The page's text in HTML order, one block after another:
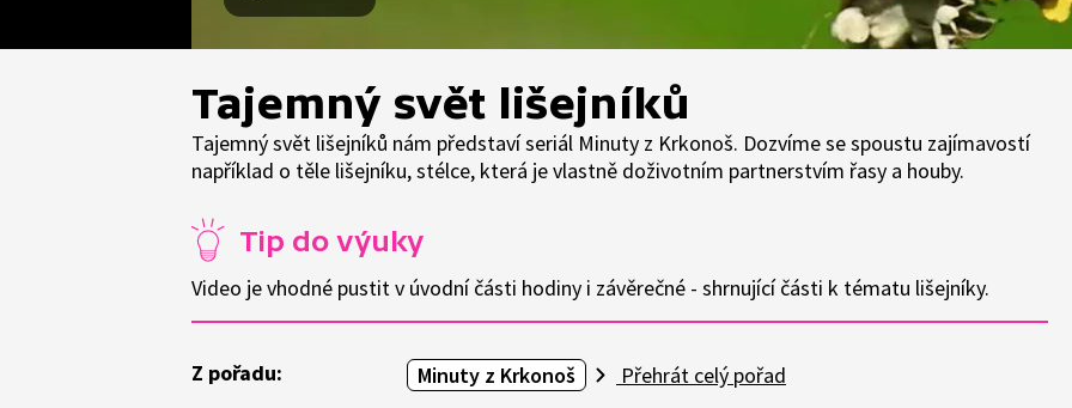
Tajemný svět lišejníků
Tajemný svět lišejníků nám představí seriál Minuty z Krkonoš. Dozvíme se spoustu zajímavostí
například o těle lišejníku, stélce, která je vlastně doživotním partnerstvím řasy a houby.
Tip do výuky
Video je vhodné pustit v úvodní části hodiny i závěrečné - shrnující části k tématu lišejníky.
Z pořadu: Minuty z Krkonoš Přehrát celý pořad